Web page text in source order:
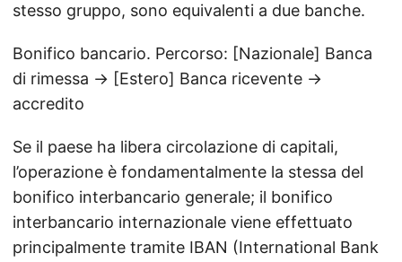
stesso gruppo, sono equivalenti a due banche.
Bonifico bancario. Percorso: [Nazionale] Banca
di rimessa → [Estero] Banca ricevente →
accredito
Se il paese ha libera circolazione di capitali,
l’operazione è fondamentalmente la stessa del
bonifico interbancario generale; il bonifico
interbancario internazionale viene effettuato
principalmente tramite IBAN (International Bank